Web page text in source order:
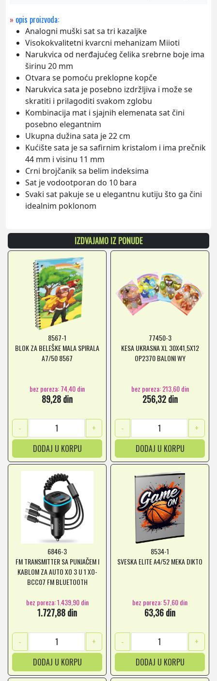
» opis proizvoda:
Analogni muški sat sa tri kazaljke
Visokokvalitetni kvarcni mehanizam Miioti
Narukvica od nerđajućeg čelika srebrne boje ima
širinu 20 mm
Otvara se pomoću preklopne kopče
Narukvica sata je posebno izdržljiva i može se
skratiti i prilagoditi svakom zglobu
Kombinacija mat i sjajnih elemenata sat čini
posebno elegantnim
Ukupna dužina sata je 22 cm
Kućište sata je sa safirnim kristalom i ima prečnik
44 mm i visinu 11 mm
Crni brojčanik sa belim indeksima
Sat je vodootporan do 10 bara
Svaki sat pakuje se u elegantnu kutiju što ga čini
idealnim poklonom
IZDVAJAMO IZ PONUDE
8567-1
BLOK ZA BELEŠKE MALA SPIRALA
A7/50 8567
bez poreza: 74,40 din
89,28 din
-
+
DODAJ U KORPU
77450-3
KESA UKRASNA XL 30X41,5X12
OP2370 BALONI WY
bez poreza: 213,60 din
256,32 din
-
+
DODAJ U KORPU
6846-3
FM TRANSMITTER SA PUNJAČEM I
KABLOM ZA AUTO XO 3 U 1 XO-
BCC07 FM BLUETOOTH
MICRO/LIGHTING *MD *SR
bez poreza: 1.439,90 din
1.727,88 din
-
+
DODAJ U KORPU
8534-1
SVESKA ELITE A4/52 MEKA DIKTO
bez poreza: 57,60 din
63,36 din
-
+
DODAJ U KORPU